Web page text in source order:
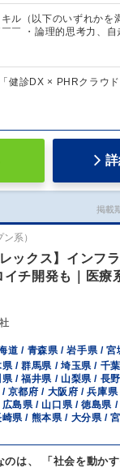
ル（以下のいずれかを
￣￣ ・論理的思考力、
健診DX × PHRクラウ
掲載
系）
ックス】インフ
チ開発も｜医療
道 / 青森県 / 岩手県 /
/ 群馬県 / 埼玉県 / 千
/ 福井県 / 山梨県 / 長
京都府 / 大阪府 / 兵庫
島県 / 山口県 / 徳島県
県 / 熊本県 / 大分県 /
のは、 「社会を動かす